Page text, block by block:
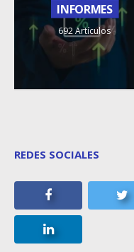
INFORMES
692 Artículos
REDES SOCIALES